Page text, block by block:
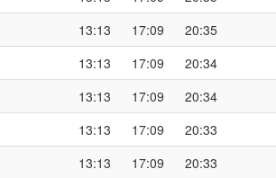
13:13 17:09 20:35
13:13 17:09 20:34
13:13 17:09 20:34
13:13 17:09 20:33
13:13 17:09 20:33